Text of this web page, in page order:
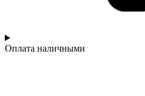
Оплата наличными